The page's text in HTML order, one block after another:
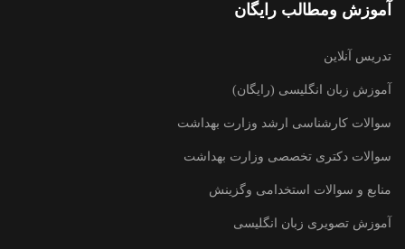
آموزش ومطالب رایگان
تدریس آنلاین
آموزش زبان انگلیسی (رایگان)
سوالات کارشناسی ارشد وزارت بهداشت
سوالات دکتری تخصصی وزارت بهداشت
منابع و سوالات استخدامی وگزینش
آموزش تصویری زبان انگلیسی